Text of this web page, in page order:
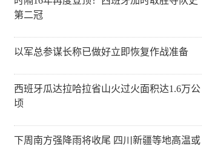
第二冠
以军总参谋长称已做好立即恢复作战准备
西班牙瓜达拉哈拉省山火过火面积达1.6万公
顷
下周南方强降雨将收尾 四川新疆等地高温或